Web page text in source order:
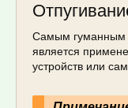
Самым гуманным
является
устройств или